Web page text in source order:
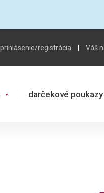
prihlásenie/registrácia | Váš
darčekové poukazy